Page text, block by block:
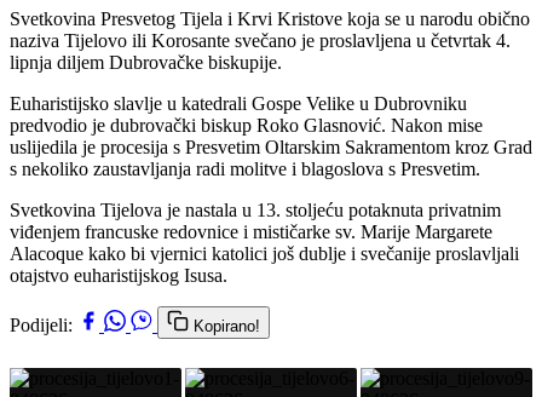
Svetkovina Presvetog Tijela i Krvi Kristove koja se u narodu obično
naziva Tijelovo ili Korosante svečano je proslavljena u četvrtak 4.
lipnja diljem Dubrovačke biskupije.
Euharistijsko slavlje u katedrali Gospe Velike u Dubrovniku
predvodio je dubrovački biskup Roko Glasnović. Nakon mise
uslijedila je procesija s Presvetim Oltarskim Sakramentom kroz Grad
s nekoliko zaustavljanja radi molitve i blagoslova s Presvetim.
Svetkovina Tijelova je nastala u 13. stoljeću potaknuta privatnim
viđenjem francuske redovnice i mističarke sv. Marije Margarete
Alacoque kako bi vjernici katolici još dublje i svečanije proslavljali
otajstvo euharistijskog Isusa.
Podijeli: Kopirano!